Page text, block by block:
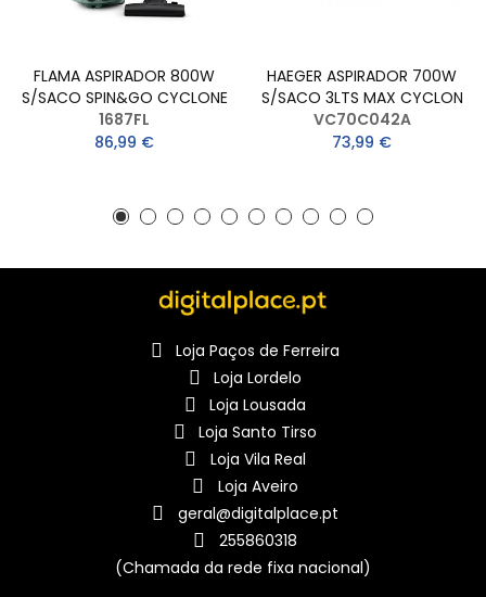
FLAMA ASPIRADOR 800W
S/SACO SPIN&GO CYCLONE
1687FL
86,99 €
HAEGER ASPIRADOR 700W
S/SACO 3LTS MAX CYCLON
VC70C042A
73,99 €
Loja Paços de Ferreira
Loja Lordelo
Loja Lousada
Loja Santo Tirso
Loja Vila Real
Loja Aveiro
geral@digitalplace.pt
255860318
(Chamada da rede fixa nacional)